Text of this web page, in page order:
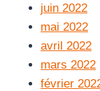
juin 2022
mai 2022
avril 2022
mars 2022
février